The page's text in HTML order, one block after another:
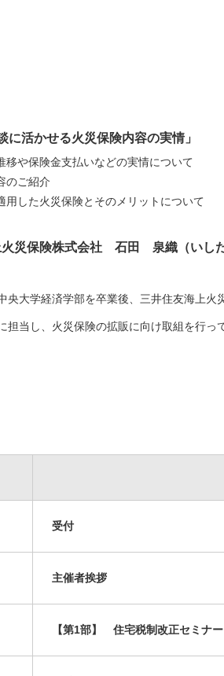
活かせる火災保険内容の実情」
移や保険金支払いなどの実情について
のご紹介
用した火災保険とそのメリットについて
火災保険株式会社 石田 泉織（いし
フィール
大学経済学部を卒業後、三井住友海上火
当し、火災保険の拡販に向け取組を行っ
受付
主催者挨拶
【第1部】 住宅税制改正セミナー